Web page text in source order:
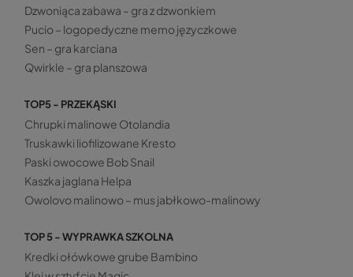
Dzwoniąca zabawa – gra z dzwonkiem
Pucio – logopedyczne memo języczkowe
Sen – gra karciana
Qwirkle – gra planszowa
TOP5 - PRZEKĄSKI
Chrupki malinowe Otolandia
Truskawki liofilizowane Kresto
Paski owocowe Bob Snail
Kaszka jaglana Helpa
Owolovo malinowo – mus jabłkowo-malinowy
TOP 5 - WYPRAWKA SZKOLNA
Kredki ołówkowe grube Bambino